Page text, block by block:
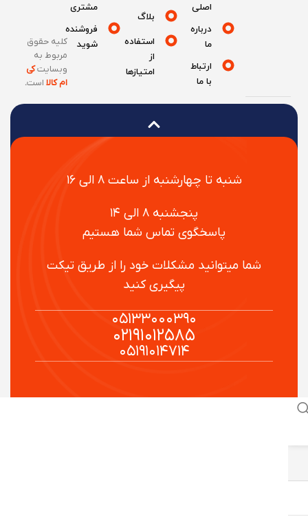
شنبه تا چهارشنبه از ساعت ۸ الی ۱۶
پنجشنبه ۸ الی ۱۴
پاسخگوی تماس شما هستیم
شما میتوانید مشکلات خود را از طریق تیکت
پیگیری کنید
۰۵۱۳۳۰۰۰۳۹۰
۰۲۱۹۱۰۱۲۵۸۵
۰۵۱۹۱۰۱۴۷۱۴
درباره
ارتباط
بلاگ
استفاده
امتیازها
مشتری
فروشنده
شوید
کلیه حقوق
مربوط به
وبسایتکی
ام کالااست.